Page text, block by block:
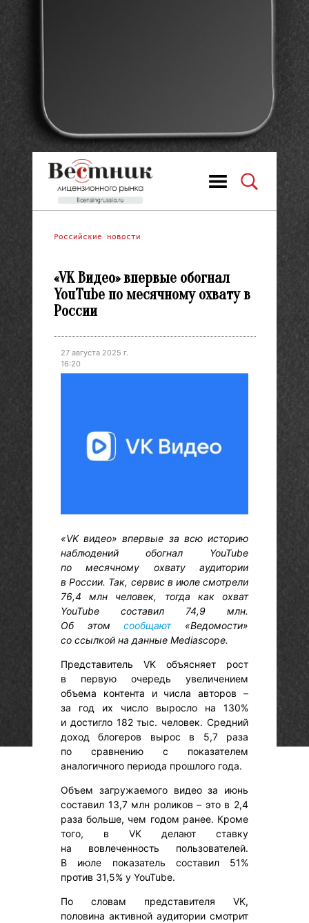
Российские новости
«VK Видео» впервые обогнал
YouTube по месячному охвату в
России
27 августа 2025 г.
16:20
«VK видео» впервые за всю историю
наблюдений обогнал YouTube
по месячному охвату аудитории
в России. Так, сервис в июле смотрели
76,4 млн человек, тогда как охват
YouTube составил 74,9 млн.
Об этомсообщают «Ведомости»
со ссылкой на данные Mediascope.
Представитель VK объясняет рост
в первую очередь увеличением
объема контента и числа авторов –
за год их число выросло на 130%
и достигло 182 тыс. человек. Средний
доход блогеров вырос в 5,7 раза
по сравнению с показателем
аналогичного периода прошлого года.
Объем загружаемого видео за июнь
составил 13,7 млн роликов – это в 2,4
раза больше, чем годом ранее. Кроме
того, в VK делают ставку
на вовлеченность пользователей.
В июле показатель составил 51%
против 31,5% у YouTube.
По словам представителя VK,
половина активной аудитории смотрит